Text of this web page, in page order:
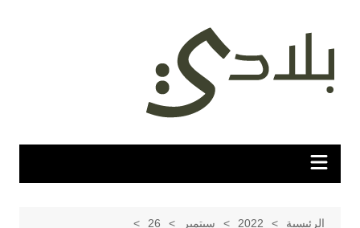
المحتوى
الرئيسية 2022 سبتمبر
26